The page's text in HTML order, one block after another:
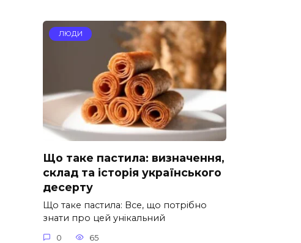
ЛЮДИ
Що таке пастила: визначення,
склад та історія українського
десерту
Що таке пастила: Все, що потрібно
знати про цей унікальний
0 65